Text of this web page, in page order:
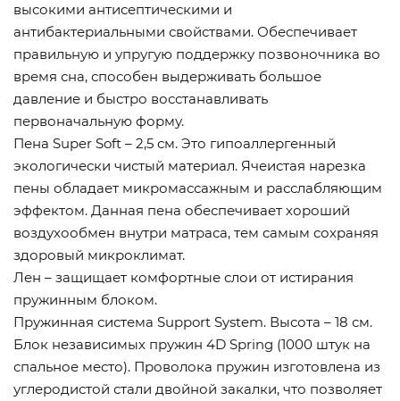
высокими антисептическими и
антибактериальными свойствами. Обеспечивает
правильную и упругую поддержку позвоночника во
время сна, способен выдерживать большое
давление и быстро восстанавливать
первоначальную форму.
Пена Super Soft – 2,5 см. Это гипоаллергенный
экологически чистый материал. Ячеистая нарезка
пены обладает микромассажным и расслабляющим
эффектом. Данная пена обеспечивает хороший
воздухообмен внутри матраса, тем самым сохраняя
здоровый микроклимат.
Лен – защищает комфортные слои от истирания
пружинным блоком.
Пружинная система Support System. Высота – 18 см.
Блок независимых пружин 4D Spring (1000 штук на
спальное место). Проволока пружин изготовлена из
углеродистой стали двойной закалки, что позволяет